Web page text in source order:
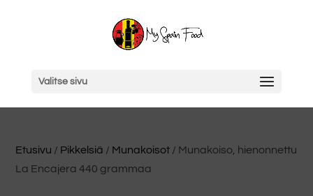
Valitse sivu
Etusivu / Pikkelsiä / Munakoisot / Munakoiso, hienonnettu
La Encajera 440 grammaa